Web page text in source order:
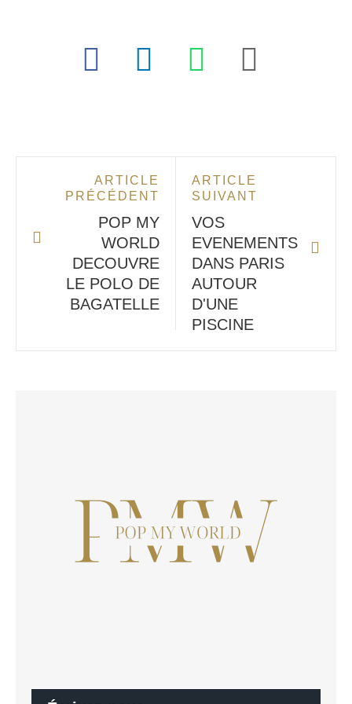
ARTICLE
PRÉCÉDENT
POP MY
WORLD
DECOUVRE
LE POLO DE
BAGATELLE
ARTICLE
SUIVANT
VOS
EVENEMENTS
DANS PARIS
AUTOUR
D'UNE
PISCINE